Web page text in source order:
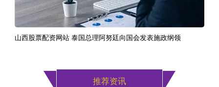
山西股票配资网站 泰国总理阿努廷向国会发表施政纲领
推荐资讯